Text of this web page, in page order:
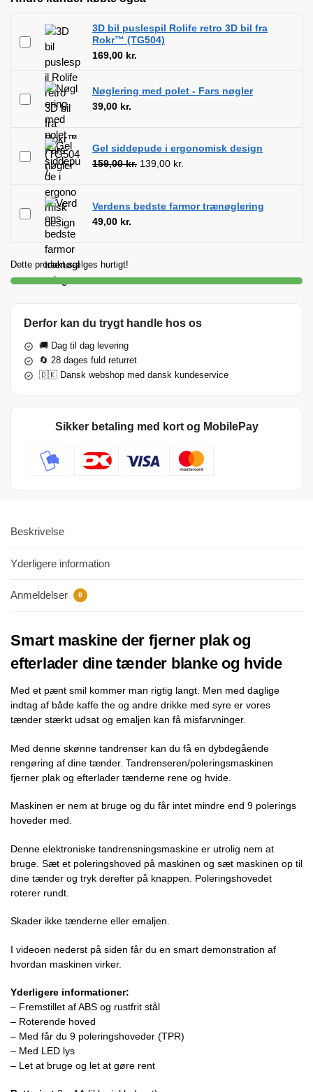
3D bil puslespil Rolife retro 3D bil fra
Rokr™ (TG504)
169,00 kr.
Nøglering med polet - Fars nøgler
39,00 kr.
Gel siddepude i ergonomisk design
159,00kr. 139,00 kr.
Verdens bedste farmor trænøglering
49,00 kr.
Dette produkt sælges hurtigt!
Derfor kan du trygt handle hos os
🚚 Dag til dag levering
🔄 28 dages fuld returret
🇩🇰 Dansk webshop med dansk kundeservice
Sikker betaling med kort og MobilePay
Beskrivelse
Yderligere information
Anmeldelser 0
Smart maskine der fjerner plak og
efterlader dine tænder blanke og hvide
Med et pænt smil kommer man rigtig langt. Men med daglige
indtag af både kaffe the og andre drikke med syre er vores
tænder stærkt udsat og emaljen kan få misfarvninger.
Med denne skønne tandrenser kan du få en dybdegående
rengøring af dine tænder. Tandrenseren/poleringsmaskinen
fjerner plak og efterlader tænderne rene og hvide.
Maskinen er nem at bruge og du får intet mindre end 9 polerings
hoveder med.
Denne elektroniske tandrensningsmaskine er utrolig nem at
bruge. Sæt et poleringshoved på maskinen og sæt maskinen op til
dine tænder og tryk derefter på knappen. Poleringshovedet
roterer rundt.
Skader ikke tænderne eller emaljen.
I videoen nederst på siden får du en smart demonstration af
hvordan maskinen virker.
Yderligere informationer:
– Fremstillet af ABS og rustfrit stål
– Roterende hoved
– Med får du 9 poleringshoveder (TPR)
– Med LED lys
– Let at bruge og let at gøre rent